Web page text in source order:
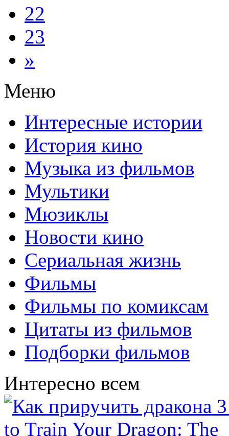
22
23
»
Меню
Интересные истории
История кино
Музыка из фильмов
Мультики
Мюзиклы
Новости кино
Сериальная жизнь
Фильмы
Фильмы по комиксам
Цитаты из фильмов
Подборки фильмов
Интересно всем